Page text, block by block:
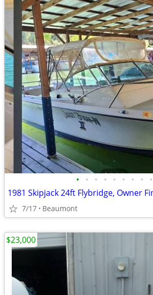
• • • • • • • • •
1981 Skipjack 24ft Flybridge, Owner
7/17 Beaumont
$23,000